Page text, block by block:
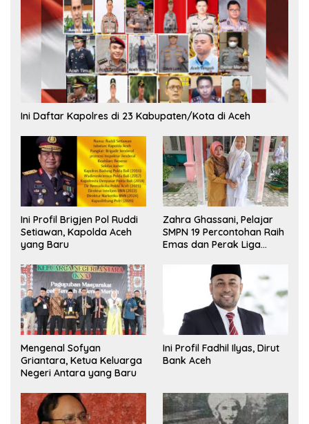
Ini Daftar Kapolres di 23 Kabupaten/Kota di Aceh
Ini Profil Brigjen Pol Ruddi
Setiawan, Kapolda Aceh
yang Baru
Zahra Ghassani, Pelajar
SMPN 19 Percontohan Raih
Emas dan Perak Liga
Mengenal Sofyan
Griantara, Ketua Keluarga
Negeri Antara yang Baru
Ini Profil Fadhil Ilyas, Dirut
Bank Aceh